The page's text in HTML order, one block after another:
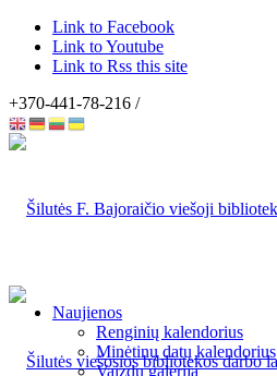
Link to Facebook
Link to Youtube
Link to Rss this site
+370-441-78-216 /
Naujienos
Renginių kalendorius
Minėtinų datų kalendorius
Vaizdų galerija